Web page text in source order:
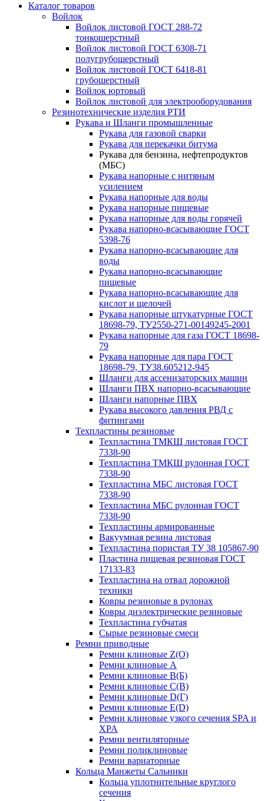
Каталог товаров
Войлок
Войлок листовой ГОСТ 288-72
тонкошерстный
Войлок листовой ГОСТ 6308-71
полугрубошерстный
Войлок листовой ГОСТ 6418-81
грубошерстный
Войлок юртовый
Войлок листовой для электрооборудования
Резинотехнические изделия РТИ
Рукава и Шланги промышленные
Рукава для газовой сварки
Рукава для перекачки битума
Рукава для бензина, нефтепродуктов
(МБС)
Рукава напорные с нитяным
усилением
Рукава напорные для воды
Рукава напорные пищевые
Рукава напорные для воды горячей
Рукава напорно-всасывающие ГОСТ
5398-76
Рукава напорно-всасывающие для
воды
Рукава напорно-всасывающие
пищевые
Рукава напорно-всасывающие для
кислот и щелочей
Рукава напорные штукатурные ГОСТ
18698-79, ТУ2550-271-00149245-2001
Рукава напорные для газа ГОСТ 18698-
79
Рукава напорные для пара ГОСТ
18698-79, ТУ38.605212-945
Шланги для ассенизаторских машин
Шланги ПВХ напорно-всасывающие
Шланги напорные ПВХ
Рукава высокого давления РВД с
фитингами
Техпластины резиновые
Техпластина ТМКЩ листовая ГОСТ
7338-90
Техпластина ТМКЩ рулонная ГОСТ
7338-90
Техпластина МБС листовая ГОСТ
7338-90
Техпластина МБС рулонная ГОСТ
7338-90
Техпластины армированные
Вакуумная резина листовая
Техпластина пористая ТУ 38 105867-90
Пластина пищевая резиновая ГОСТ
17133-83
Техпластина на отвал дорожной
техники
Ковры резиновые в рулонах
Ковры диэлектрические резиновые
Техпластина губчатая
Сырые резиновые смеси
Ремни приводные
Ремни клиновые Z(О)
Ремни клиновые A
Ремни клиновые B(Б)
Ремни клиновые C(В)
Ремни клиновые D(Г)
Ремни клиновые Е(D)
Ремни клиновые узкого сечения SPA и
XPA
Ремни вентиляторные
Ремни поликлиновые
Ремни вариаторные
Кольца Манжеты Сальники
Кольца уплотнительные круглого
сечения